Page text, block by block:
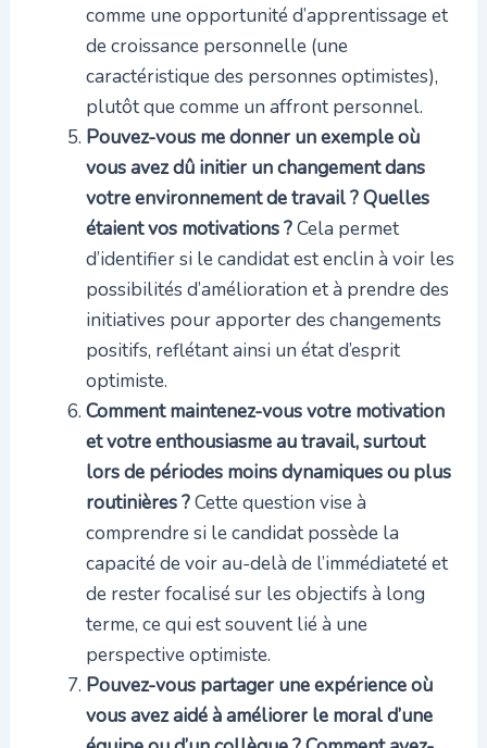
comme une opportunité d’apprentissage et
de croissance personnelle (une
caractéristique des personnes optimistes),
plutôt que comme un affront personnel.
Pouvez-vous me donner un exemple où
vous avez dû initier un changement dans
votre environnement de travail ? Quelles
étaient vos motivations ?Cela permet
d’identifier si le candidat est enclin à voir les
possibilités d’amélioration et à prendre des
initiatives pour apporter des changements
positifs, reflétant ainsi un état d’esprit
optimiste.
Comment maintenez-vous votre motivation
et votre enthousiasme au travail, surtout
lors de périodes moins dynamiques ou plus
routinières ?Cette question vise à
comprendre si le candidat possède la
capacité de voir au-delà de l’immédiateté et
de rester focalisé sur les objectifs à long
terme, ce qui est souvent lié à une
perspective optimiste.
Pouvez-vous partager une expérience où
vous avez aidé à améliorer le moral d’une